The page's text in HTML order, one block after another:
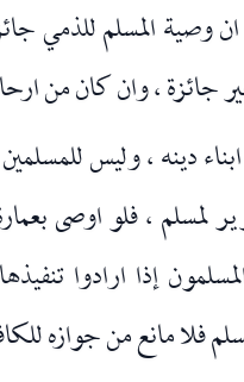
ان وصية المسلم للذمي
جائزة ، وان كان من
دينه ، وليس للمسلمين
لمسلم ، فلو اوصى
إذا ارادوا
فلا مانع من جوازه